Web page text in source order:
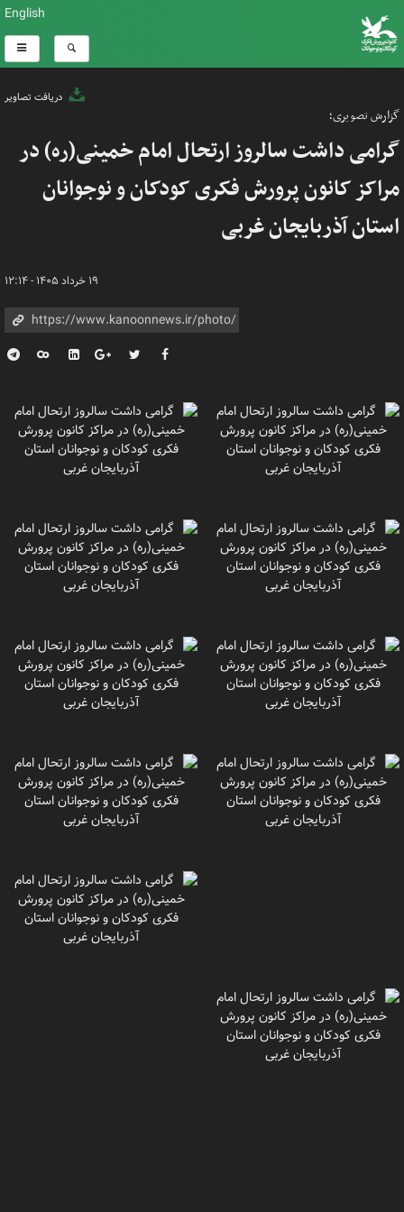
English
دریافت تصاویر
گزارش تصویری؛
گرامی داشت سالروز ارتحال امام خمینی(ره) در
مراکز کانون پرورش فکری کودکان و نوجوانان
استان آذربایجان غربی
۱۹ خرداد ۱۴۰۵ - ۱۲:۱۴